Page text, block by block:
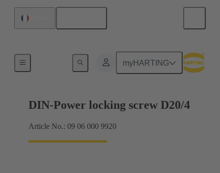
myHARTING
Raccordement carte mère à carte fille
DIN-Power locking screw D20/4
Article No.: 09 06 000 9920